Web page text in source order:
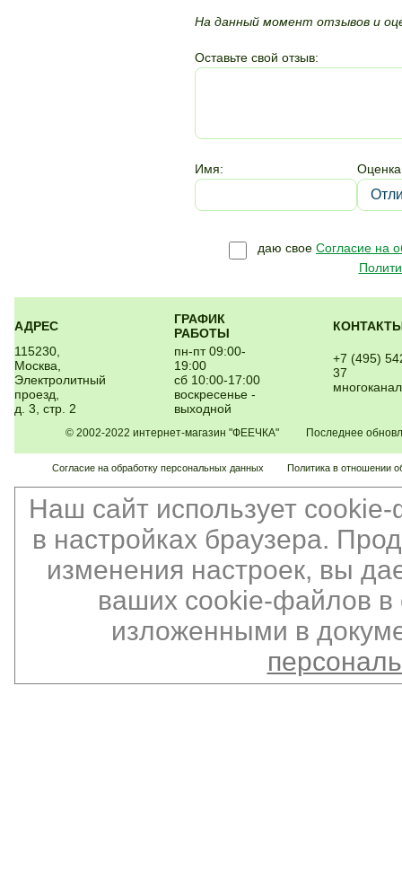
На данный момент отзывов и
Оставьте свой отзыв:
Имя:
даю свое Согласие на
АДРЕС
ГРАФИК
РАБОТЫ
115230,
Москва,
Электролитный
проезд,
д. 3, стр. 2
пн-пт 09:00-
19:00
сб 10:00-17:00
воскресенье -
выходной
+7 (495)
37
© 2002-2022 интернет-магазин "ФЕЕЧКА" Последнее
Согласие на обработку персональных данных Политика в отношении
Наш сайт использует
в настройках браузера.
изменения настроек, вы
ваших cookie-файлов в
изложенными в